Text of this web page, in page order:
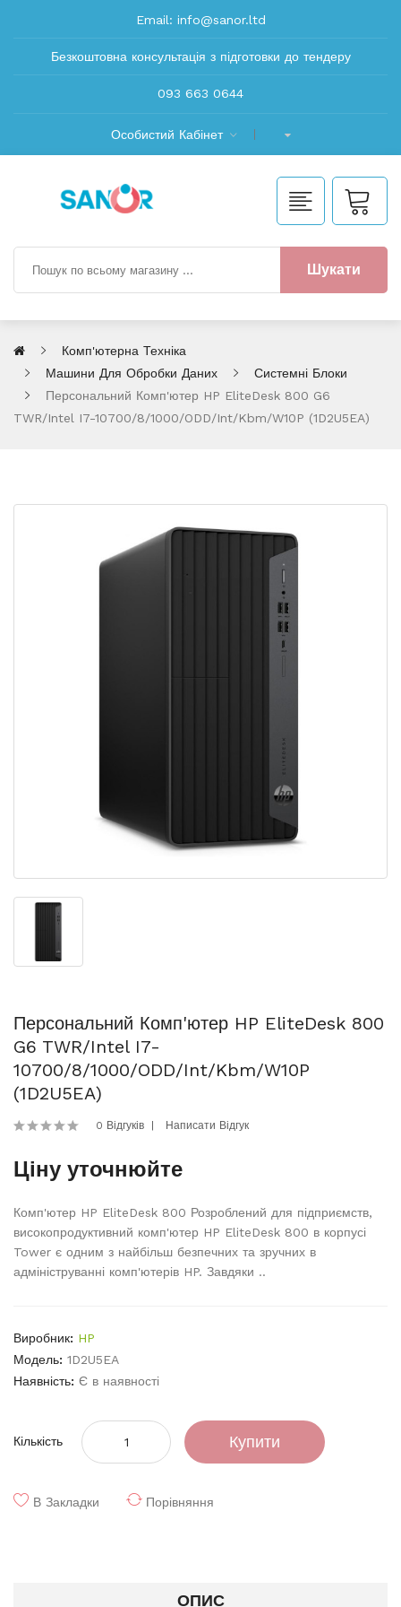
Email: info@sanor.ltd
Безкоштовна консультація з підготовки до тендеру
093 663 0644
Особистий Кабінет
Шукати
Комп'ютерна Техніка
Машини Для Обробки Даних
Системні Блоки
Персональний Комп'ютер HP EliteDesk 800 G6
TWR/Intel I7-10700/8/1000/ODD/int/kbm/W10P (1D2U5EA)
Персональний Комп'ютер HP EliteDesk 800
G6 TWR/Intel I7-
10700/8/1000/ODD/int/kbm/W10P
(1D2U5EA)
0 Відгуків Написати Відгук
Ціну уточнюйте
Комп'ютер HP EliteDesk 800 Розроблений для підприємств,
високопродуктивний комп'ютер HP EliteDesk 800 в корпусі
Tower є одним з найбільш безпечних та зручних в
адмініструванні комп'ютерів HP. Завдяки ..
Виробник: HP
Модель: 1D2U5EA
Наявність: Є в наявності
Кількість Купити
В Закладки Порівняння
ОПИС